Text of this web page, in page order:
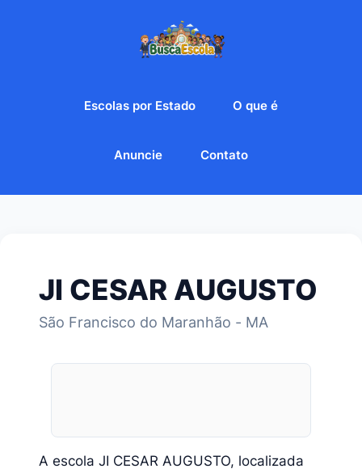
Escolas por Estado O que é
Anuncie Contato
JI CESAR AUGUSTO
São Francisco do Maranhão - MA
A escola JI CESAR AUGUSTO, localizada